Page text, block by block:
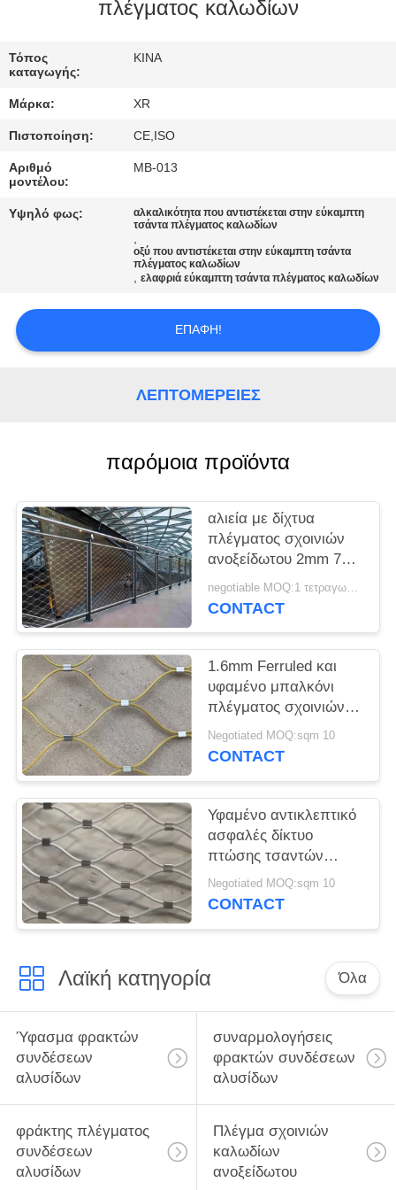
ΈΛΕΓΧΟΣ
ΜΑΣ
ΕΛΆΤΕ
ΕΠΑΦΉ
ΜΕ
SITEMAP
πλέγματος καλωδίων
Τόπος
καταγωγής:
ΚΙΝΑ
Μάρκα: XR
Πιστοποίηση: CE,ISO
Αριθμό
μοντέλου:
ΜΒ-013
Υψηλό φως:
αλκαλικότητα που αντιστέκεται στην εύκαμπτη
τσάντα πλέγματος καλωδίων
,
οξύ που αντιστέκεται στην εύκαμπτη τσάντα
πλέγματος καλωδίων
,ελαφριά εύκαμπτη τσάντα πλέγματος καλωδίων
ΕΠΑΦΉ!
ΛΕΠΤΟΜΈΡΕΙΕΣ
παρόμοια προϊόντα
αλιεία με δίχτυα
πλέγματος σχοινιών
ανοξείδωτου 2mm 7x7
για το ανυψωμένο
κιγκλίδωμα διάβασης
negotiable MOQ:1 τετραγωνικό μέτρο
CONTACT
1.6mm Ferruled και
υφαμένο μπαλκόνι
πλέγματος σχοινιών
καλωδίων ανοξείδωτου
7 * 19 γεμάτο
Negotiated MOQ:sqm 10
CONTACT
Υφαμένο αντικλεπτικό
ασφαλές δίκτυο
πτώσης τσαντών
πλέγματος σχοινιών
7x19 για τον προβολέα
Negotiated MOQ:sqm 10
CONTACT
Λαϊκή κατηγορία Όλα
Ύφασμα φρακτών
συνδέσεων
αλυσίδων
συναρμολογήσεις
φρακτών συνδέσεων
αλυσίδων
φράκτης πλέγματος
συνδέσεων
αλυσίδων
Πλέγμα σχοινιών
καλωδίων
ανοξείδωτου